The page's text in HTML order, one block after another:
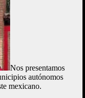
Nos presentamos
autónomos
mexicano.